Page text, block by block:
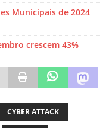
Municipais de 2024
crescem 43%
CYBER ATTACK